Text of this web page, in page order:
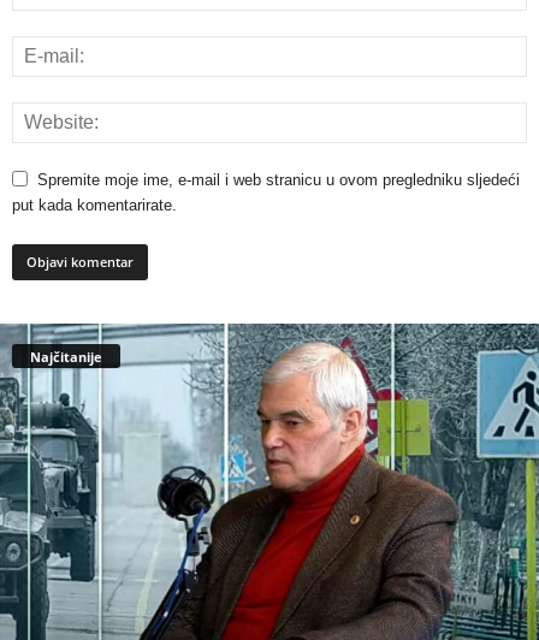
Spremite moje ime, e-mail i web stranicu u ovom pregledniku sljedeći
put kada komentarirate.
Najčitanije